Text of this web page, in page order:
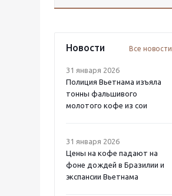
Новости Все новости
31 января 2026
Полиция Вьетнама изъяла
тонны фальшивого
молотого кофе из сои
31 января 2026
Цены на кофе падают на
фоне дождей в Бразилии и
экспансии Вьетнама